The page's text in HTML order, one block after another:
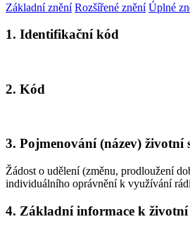
Základní znění Rozšířené znění Úplné
1. Identifikační kód
2. Kód
3. Pojmenování (název) životní
Žádost o udělení (změnu, prodloužení
individuálního oprávnění k využívání
4. Základní informace k životní